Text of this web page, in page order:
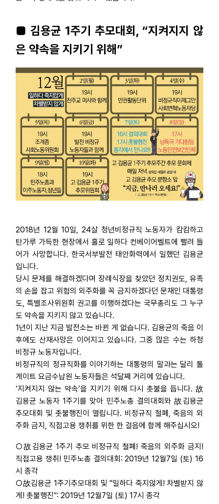
■ 김용균 1주기 추모대회, “지켜지지 않
은 약속을 지키기 위해”
2018년 12월 10일, 24살 청년비정규직 노동자가 캄캄하고
탄가루 가득한 현장에서 홀로 일하다 컨베이어벨트에 빨려 들
어가 사망합니다. 한국서부발전 태안화력에서 일했던 김용균
입니다.
당시 문제를 해결하겠다며 장례식장을 찾았던 정치권도, 유족
의 손을 잡고 위험의 외주화를 꼭 금지하겠다던 문재인 대통령
도, 특별조사위원회 권고를 이행하겠다는 국무총리도 그 누구
도 약속을 지키지 않고 있습니다.
1년이 지난 지금 발전소는 바뀐 게 없습니다. 김용균의 죽음 이
후에도 산재사망은 이어지고 있습니다. 그중 많은 수는 하청
비정규 노동자입니다.
비정규직의 정규직화를 이야기하는 대통령의 말과는 달리 톨
게이트 요금수납원 노동자들은 석달째 거리에 있습니다.
‘지켜지지 않는 약속’을 지키기 위해 다시 촛불을 듭니다. 故
김용균 노동자 1주기를 맞아 민주노총 결의대회와 故김용균
추모대회 및 촛불행진이 열립니다. 비정규직 철폐, 죽음의 외
주화 금지, 직접고용 쟁취를 위한 한 걸음에 함께 해주십시오!
○故김용균 1주기 추모 비정규직 철폐! 죽음의 외주화 금지!
직접고용 쟁취! 민주노총 결의대회: 2019년 12월7일 (토) 16
시 종각
○故김용균 1주기추모대회 및 "일하다 죽지않게! 차별받지 않
게! 촛불행진": 2019년 12월7일 (토) 17시 종각